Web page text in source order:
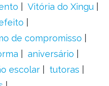
Vitória do Xingu
de compromisso
aniversário
escolar
tutoras